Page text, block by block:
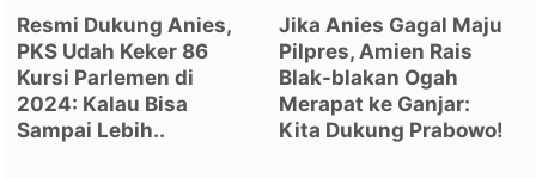
Resmi Dukung Anies,
PKS Udah Keker 86
Kursi Parlemen di
2024: Kalau Bisa
Sampai Lebih..
Jika Anies Gagal Maju
Pilpres, Amien Rais
Blak-blakan Ogah
Merapat ke Ganjar:
Kita Dukung Prabowo!